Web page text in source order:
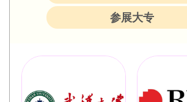
参展大专